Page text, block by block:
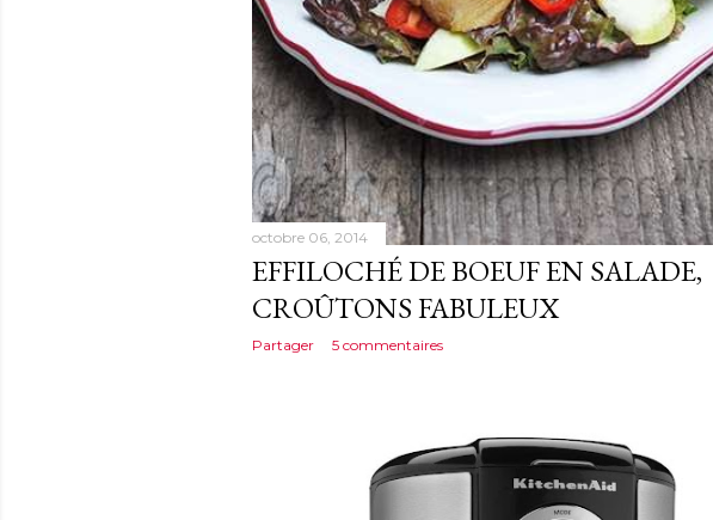
octobre 06, 2014
EFFILOCHÉ DE BOEUF EN SALADE,
CROÛTONS FABULEUX
Partager 5 commentaires